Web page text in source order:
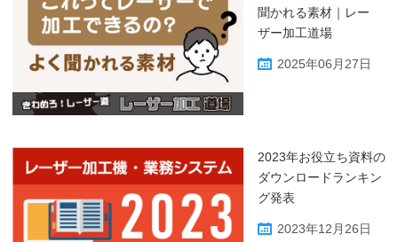
聞かれる素材｜レー
ザー加工道場
2025年06月27日
2023年お役立ち資料の
ダウンロードランキン
グ発表
2023年12月26日